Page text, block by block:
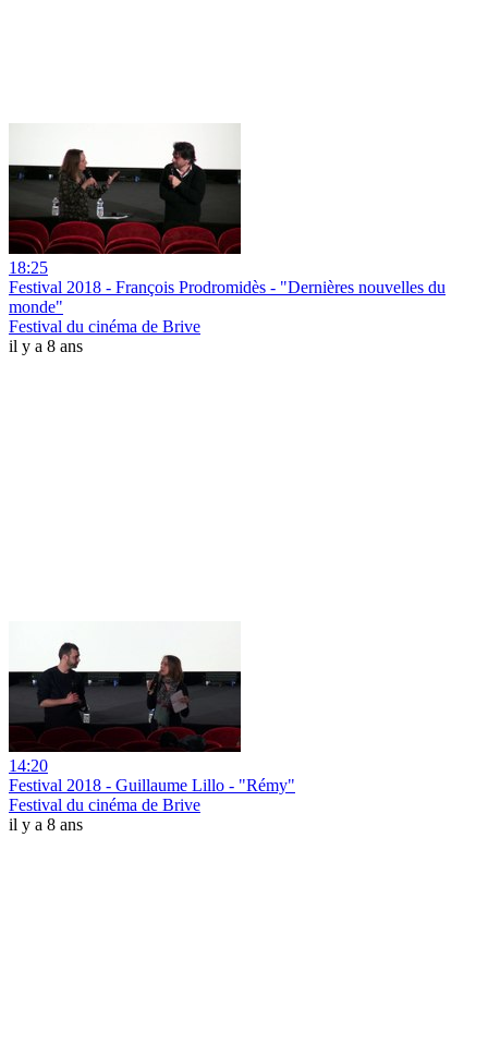
18:25
Festival 2018 - François Prodromidès - "Dernières nouvelles du
monde"
Festival du cinéma de Brive
il y a 8 ans
14:20
Festival 2018 - Guillaume Lillo - "Rémy"
Festival du cinéma de Brive
il y a 8 ans